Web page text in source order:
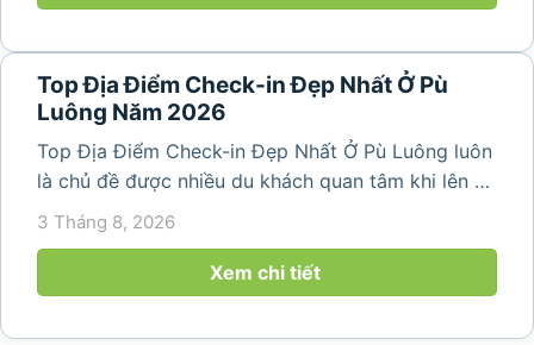
Top Địa Điểm Check-in Đẹp Nhất Ở Pù
Luông Năm 2026
Top Địa Điểm Check-in Đẹp Nhất Ở Pù Luông luôn
là chủ đề được nhiều du khách quan tâm khi lên kế
hoạch khám phá vùng đất thiên nhiên nổi tiếng
làng yên bình, thác...
3 Tháng 8, 2026
Xem chi tiết